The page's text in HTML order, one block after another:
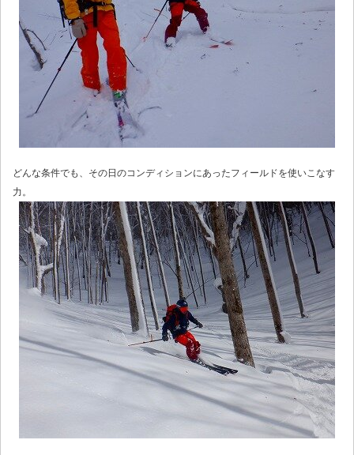
どんな条件でも、その日のコンディションにあったフィールドを使いこなす
力。